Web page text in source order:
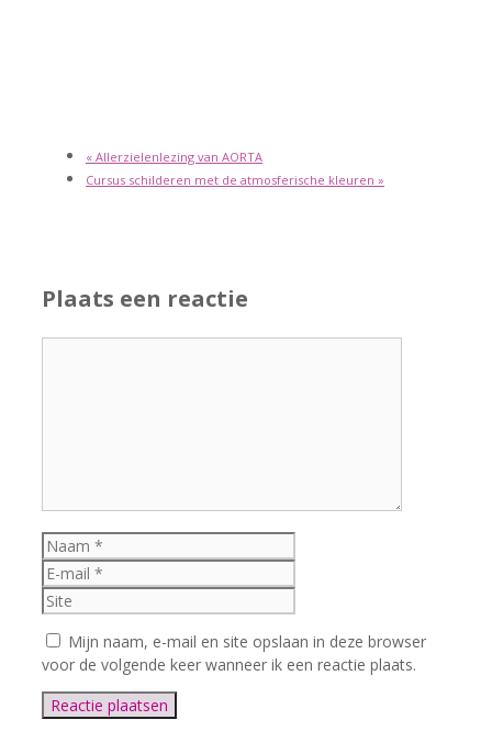
« Allerzielenlezing van AORTA
Cursus schilderen met de atmosferische kleuren »
Plaats een reactie
Naam
mail
Mijn naam, e-mail en site opslaan in deze browser
voor de volgende keer wanneer ik een reactie plaats.